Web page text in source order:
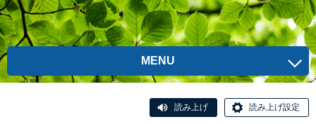
MENU
読み上げ 読み上げ設定